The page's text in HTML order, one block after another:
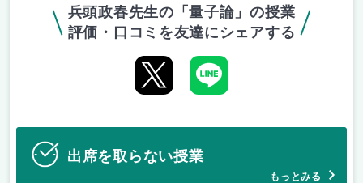
兵頭政春先生の「量子論」の授業
評価・口コミを友達にシェアする
出席を取らない授業
もっとみる